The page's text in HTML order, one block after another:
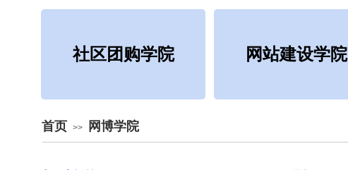
社区团购学院 网站建设学院
首页 >> 网博学院